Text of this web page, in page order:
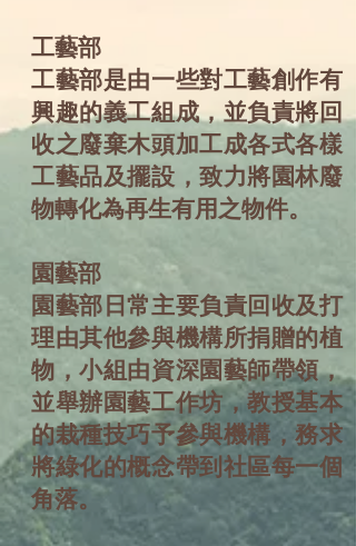
工藝部
工藝部是由一些對工藝創作有
興趣的義工組成，並負責將回
收之廢棄木頭加工成各式各樣
工藝品及擺設，致力將園林廢
物轉化為再生有用之物件。
園藝部
園藝部日常主要負責回收及打
理由其他參與機構所捐贈的植
物，小組由資深園藝師帶領，
並舉辦園藝工作坊，教授基本
的栽種技巧予參與機構，務求
將綠化的概念帶到社區每一個
角落。